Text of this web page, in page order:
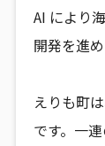
AI により
開発を進め
えりも町
です。一